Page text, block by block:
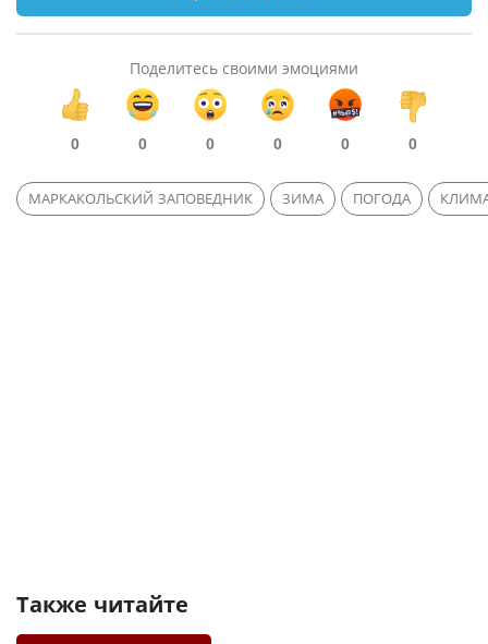
Поделитесь своими эмоциями
0 0 0 0 0 0
МАРКАКОЛЬСКИЙ ЗАПОВЕДНИК ЗИМА ПОГОДА
Также читайте